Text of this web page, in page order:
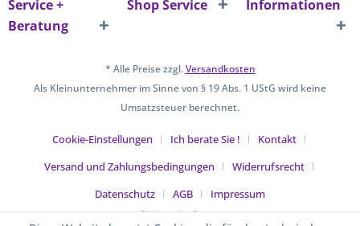
Service +
Beratung
Shop Service Informationen
* Alle Preise zzgl.Versandkosten
Als Kleinunternehmer im Sinne von § 19 Abs. 1 UStG wird keine
Umsatzsteuer berechnet.
Cookie-Einstellungen Ich berate Sie !
Kontakt
Versand und Zahlungsbedingungen
Widerrufsrecht
Datenschutz
AGB
Impressum
Realisiert mit Shopware